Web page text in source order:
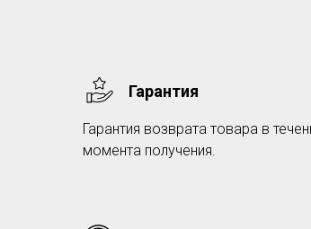
Гарантия
Гарантия возврата товара в
момента получения.